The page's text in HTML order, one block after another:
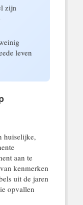
zijn
leven
huiselijke,
aan te
kenmerken
uit de jaren
opvallen